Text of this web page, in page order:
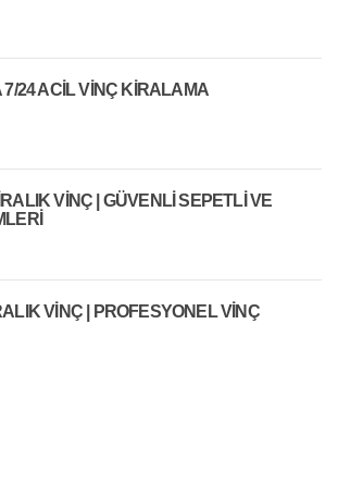
7/24 ACIL VINÇ KIRALAMA
VINÇ | GÜVENLI SEPETLI VE
VINÇ | PROFESYONEL VINÇ